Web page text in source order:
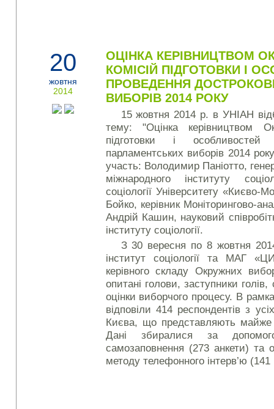
20
жовтня
2014
ОЦІНКА КЕРІВНИЦТВОМ
КОМІСІЙ ПІДГОТОВКИ І
ПРОВЕДЕННЯ
ВИБОРІВ 2014 РОКУ
15 жовтня 2014 р. в УНІАН
тему: "Оцінка керівництвом
підготовки і особливостей
парламентських виборів 2014
участь: Володимир Паніотто,
міжнародного інституту
соціології Університету «Києво-
Бойко, керівник Моніторингово-
Андрій Кашин, науковий
інституту соціології.
З 30 вересня по 8 жовтня
інститут соціології та МАГ
керівного складу Окружних
опитані голови, заступники
оцінки виборчого процесу. В
відповіли 414 респондентів з
Києва, що представляють майже
Дані збиралися за
самозаповнення (273 анкети) та
методу телефонного інтерв’ю (141